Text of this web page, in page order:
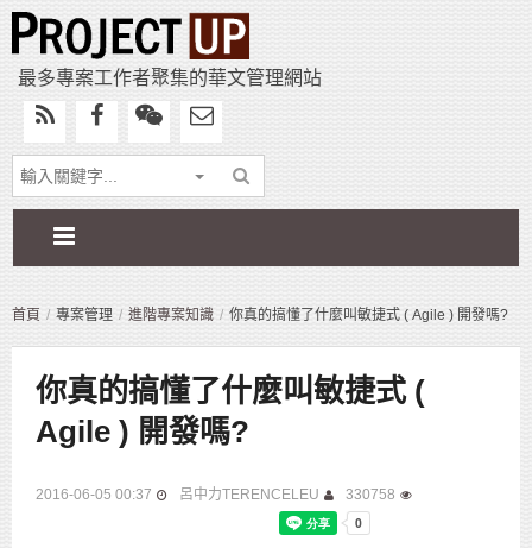
最多專案工作者聚集的華文管理網站
首頁 專案管理 進階專案知識 你真的搞懂了什麼叫敏捷式 ( Agile ) 開發嗎?
你真的搞懂了什麼叫敏捷式 (
Agile ) 開發嗎?
2016-06-05 00:37 呂中力TERENCELEU 330758